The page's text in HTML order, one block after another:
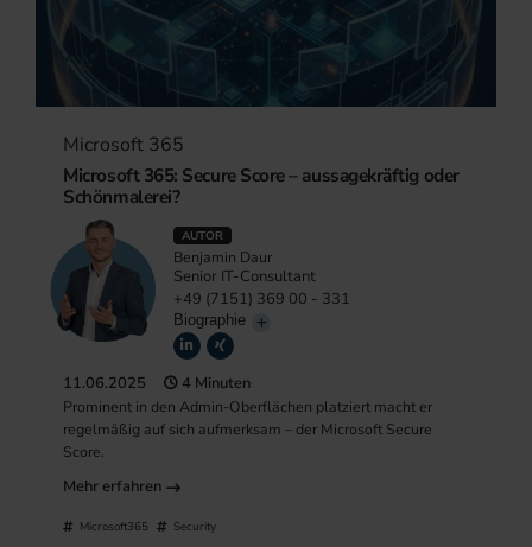
Microsoft 365
Microsoft 365: Secure Score – aussagekräftig oder
Schönmalerei?
AUTOR
Benjamin Daur
Senior IT-Consultant
+49 (7151) 369 00 - 331
Biographie
11.06.2025 4 Minuten
Prominent in den Admin-Oberflächen platziert macht er
regelmäßig auf sich aufmerksam – der Microsoft Secure
Score.
Mehr erfahren
Microsoft365 Security